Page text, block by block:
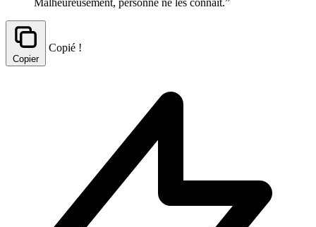
Copier
Copié !